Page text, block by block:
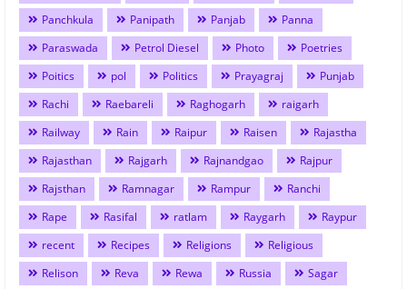
Panchkula
Panipath Panjab
Panna
Paraswada
Petrol Diesel Photo
Poetries
Poitics
pol Politics Prayagraj
Punjab
Rachi
Raebareli Raghogarh
raigarh
Railway
Rain Raipur Raisen
Rajastha
Rajasthan
Rajgarh Rajnandgao
Rajpur
Rajsthan
Ramnagar Rampur
Ranchi
Rape
Rasifal ratlam Raygarh
Raypur
recent
Recipes Religions
Religious
Relison
Reva Rewa Russia
Sagar